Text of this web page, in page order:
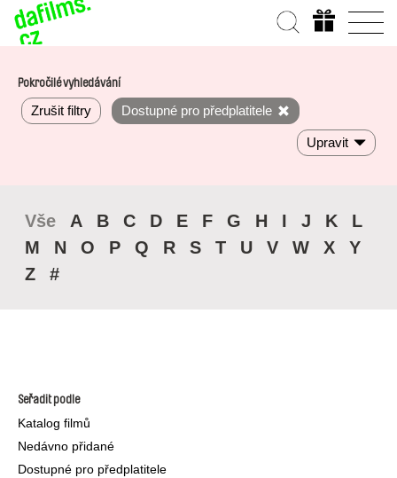
Pokročilé vyhledávání
Zrušit filtry Dostupné pro předplatitele
Upravit
Vše A B C D E F G H I J K
L
M
N O P Q R S T U V W X
Y
Z
#
Seřadit podle
Katalog filmů
Nedávno přidané
Dostupné pro předplatitele